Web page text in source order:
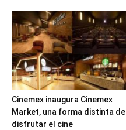
Cinemex inaugura Cinemex
Market, una forma distinta de
disfrutar el cine